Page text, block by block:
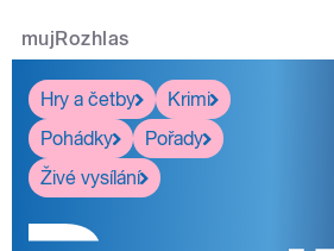
mujRozhlas
Hry a četby
Krimi
Pohádky
Pořady
Živé vysílání